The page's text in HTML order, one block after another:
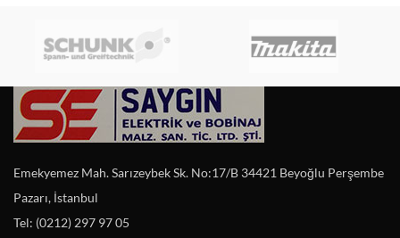
Emekyemez Mah. Sarızeybek Sk. No:17/B 34421 Beyoğlu Perşembe
Pazarı, İstanbul
Tel: (0212) 297 97 05